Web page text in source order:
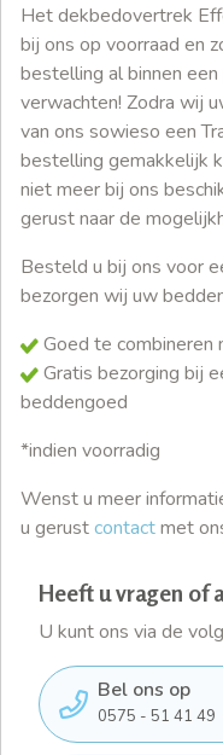
Het dekbedovertrek
bij ons op voorraad en
bestelling al binnen
verwachten! Zodra wij
van ons sowieso een
bestelling gemakkelijk
niet meer bij ons
gerust naar de
Besteld u bij ons voor
bezorgen wij uw
Goed te combineren
Gratis bezorging bij
beddengoed
*indien voorradig
Wenst u meer
u gerustcontactmet
Heeft u vragen of
U kunt ons via de
Bel ons op
0575 - 51 41 49